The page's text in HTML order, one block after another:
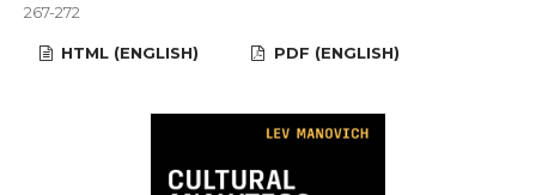
267-272
HTML (ENGLISH) PDF (ENGLISH)